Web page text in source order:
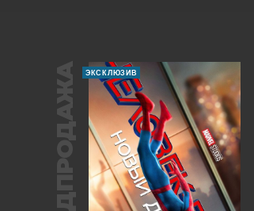
ПРЕДПРОДАЖА ЭКСКЛЮЗИВ